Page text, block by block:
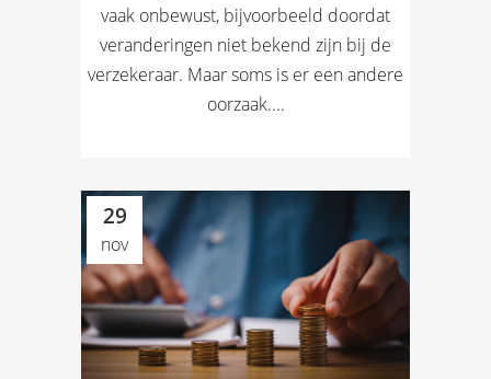
vaak onbewust, bijvoorbeeld doordat
veranderingen niet bekend zijn bij de
verzekeraar. Maar soms is er een andere
oorzaak....
29
nov